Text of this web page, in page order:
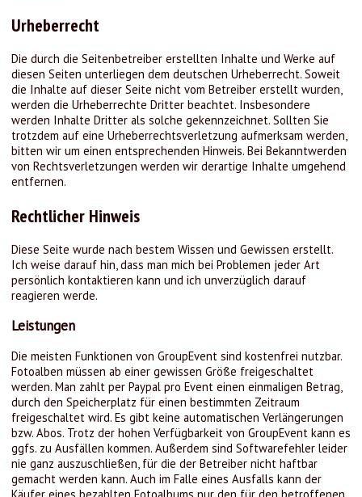
Urheberrecht
Die durch die Seitenbetreiber erstellten Inhalte und Werke auf
diesen Seiten unterliegen dem deutschen Urheberrecht. Soweit
die Inhalte auf dieser Seite nicht vom Betreiber erstellt wurden,
werden die Urheberrechte Dritter beachtet. Insbesondere
werden Inhalte Dritter als solche gekennzeichnet. Sollten Sie
trotzdem auf eine Urheberrechtsverletzung aufmerksam werden,
bitten wir um einen entsprechenden Hinweis. Bei Bekanntwerden
von Rechtsverletzungen werden wir derartige Inhalte umgehend
entfernen.
Rechtlicher Hinweis
Diese Seite wurde nach bestem Wissen und Gewissen erstellt.
Ich weise darauf hin, dass man mich bei Problemen jeder Art
persönlich kontaktieren kann und ich unverzüglich darauf
reagieren werde.
Leistungen
Die meisten Funktionen von GroupEvent sind kostenfrei nutzbar.
Fotoalben müssen ab einer gewissen Größe freigeschaltet
werden. Man zahlt per Paypal pro Event einen einmaligen Betrag,
durch den Speicherplatz für einen bestimmten Zeitraum
freigeschaltet wird. Es gibt keine automatischen Verlängerungen
bzw. Abos. Trotz der hohen Verfügbarkeit von GroupEvent kann es
ggfs. zu Ausfällen kommen. Außerdem sind Softwarefehler leider
nie ganz auszuschließen, für die der Betreiber nicht haftbar
gemacht werden kann. Auch im Falle eines Ausfalls kann der